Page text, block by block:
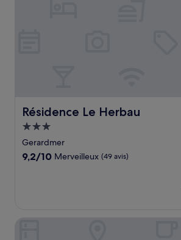
Résidence Le Herbau
Résidence Le Herbau
Hébergement
3.0 étoiles
Gerardmer
9.2
9,2/10 Merveilleux (49 avis)